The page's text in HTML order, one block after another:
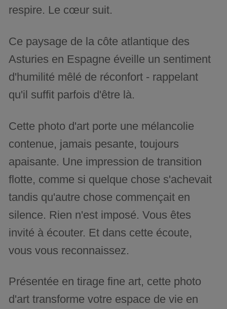
respire. Le cœur suit.
Ce paysage de la côte atlantique des
Asturies en Espagne éveille un sentiment
d'humilité mêlé de réconfort - rappelant
qu'il suffit parfois d'être là.
Cette photo d'art porte une mélancolie
contenue, jamais pesante, toujours
apaisante. Une impression de transition
flotte, comme si quelque chose s'achevait
tandis qu'autre chose commençait en
silence. Rien n'est imposé. Vous êtes
invité à écouter. Et dans cette écoute,
vous vous reconnaissez.
Présentée en tirage fine art, cette photo
d'art transforme votre espace de vie en